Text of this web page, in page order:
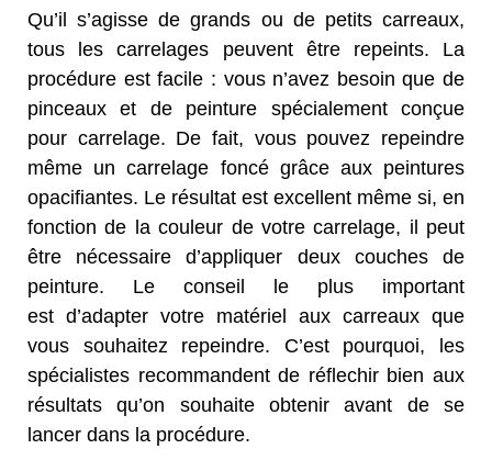
Qu’il s’agisse de grands ou de petits carreaux,
tous les carrelages peuvent être repeints. La
procédure est facile : vous n’avez besoin que de
pinceaux et de peinture spécialement conçue
pour carrelage. De fait, vous pouvez repeindre
même un carrelage foncé grâce aux peintures
opacifiantes. Le résultat est excellent même si, en
fonction de la couleur de votre carrelage, il peut
être nécessaire d’appliquer deux couches de
peinture. Le conseil le plus important
est d’adapter votre matériel aux carreaux que
vous souhaitez repeindre. C’est pourquoi, les
spécialistes recommandent de réflechir bien aux
résultats qu’on souhaite obtenir avant de se
lancer dans la procédure.